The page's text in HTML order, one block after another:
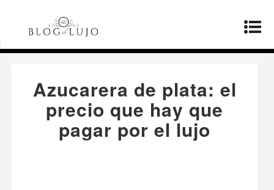
Página principal
plata: el precio que hay que pagar por el lujo
Azucarera de plata: el
precio que hay que
pagar por el lujo